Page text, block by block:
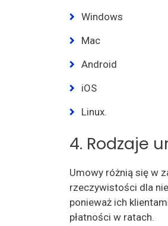
Windows
Mac
Android
iOS
Linux.
4. Rodzaje
Umowy różnią się w
rzeczywistości dla
ponieważ ich
płatności w ratach.